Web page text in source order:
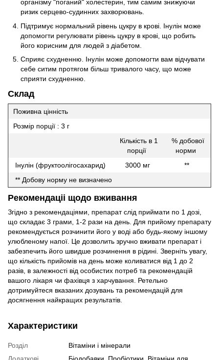
організму "поганий" холестерин, тим самим знижуючи
ризик серцево-судинних захворювань.
Підтримує нормальний рівень цукру в крові. Інулін може
допомогти регулювати рівень цукру в крові, що робить
його корисним для людей з діабетом.
Сприяє схудненню. Інулін може допомогти вам відчувати
себе ситим протягом більш тривалого часу, що може
сприяти схудненню.
Склад
Поживна цінність
Розмір порції : 3 г
Кількість в 1
порції
% добової
норми
Інулін (фруктоолігосахарид)
3000 мг
**
** Добову норму не визначено
Рекомендаціі щодо вживання
Згідно з рекомендаціями, препарат слід приймати по 1 дозі,
що складає 3 грами, 1-2 рази на день. Для прийому препарату
рекомендується розчинити його у воді або будь-якому іншому
улюбленому напої. Це дозволить зручно вживати препарат і
забезпечить його швидше розчинення в рідині. Зверніть увагу,
що кількість прийомів на день може коливатися від 1 до 2
разів, в залежності від особистих потреб та рекомендацій
вашого лікаря чи фахівця з харчування. Ретельно
дотримуйтеся вказаних дозувань та рекомендацій для
досягнення найкращих результатів.
Характеристики
Розділ
Вітаміни і мінерали